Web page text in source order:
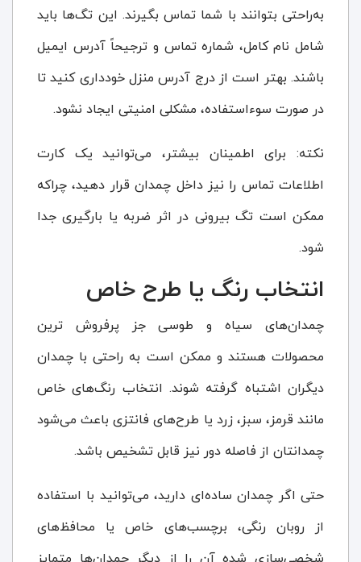
به‌راحتی بتوانند با شما تماس بگیرند. این تگ‌ها باید
شامل نام کامل، شماره تماس و ترجیحاً آدرس ایمیل
باشند. بهتر است از درج آدرس منزل خودداری کنید تا
در صورت سوءاستفاده، مشکلی امنیتی ایجاد نشود.
نکته: برای اطمینان بیشتر، می‌توانید یک کارت
اطلاعات تماس را نیز داخل چمدان قرار دهید، چراکه
ممکن است تگ بیرونی در اثر ضربه یا بارگیری جدا
شود.
انتخاب رنگ یا طرح خاص
چمدان‌های سیاه و طوسی جز پرفروش ترین
محصولات هستند و ممکن است به راحتی با چمدان
دیگران اشتباه گرفته شوند. انتخاب رنگ‌های خاص
مانند قرمز، سبز، زرد یا طرح‌های فانتزی باعث می‌شود
چمدانتان از فاصله دور نیز قابل تشخیص باشد.
حتی اگر چمدان ساده‌ای دارید، می‌توانید با استفاده
از روبان رنگی، برچسب‌های خاص یا محافظ‌های